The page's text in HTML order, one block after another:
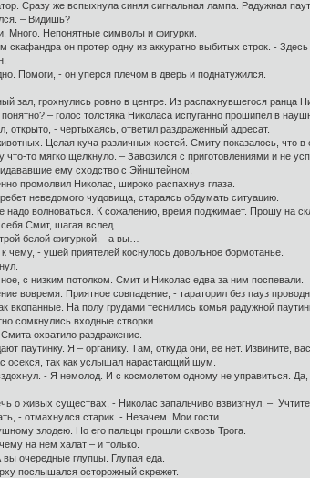
Сразу же вспыхнула синяя сигнальная лампа. Радужная
– Видишь?
Много. Непонятные символы и фигурки.
он протер одну из аккуратно выбитых строк. -
Помоги, - он уперся плечом в дверь и поднатужился.
зал, грохнулись ровно в центре. Из распахнувшегося ранца
– голос толстяка Николаса испуганно прошипел в
- чертыхаясь, ответил раздраженный адресат.
Целая куча различных костей. Смиту показалось, что
то мягко щелкнуло. – Завозился с приготовлениями и не
ему сходство с Эйнштейном.
промолвил Николас, широко распахнув глаза.
неведомого чудовища, стараясь обдумать ситуацию.
волноваться. К сожалению, время поджимает. Прошу на
Смит, шагая вслед.
белой фигуркой, - а вы…
- ушей приятелей коснулось довольное бормотанье.
с низким потолком. Смит и Николас едва за ним поспевали.
вовремя. Приятное совпадение, - тараторил без пауз
вкопанные. На полу грудами теснились комья радужной
сомкнулись входные створки.
охватило раздражение.
Я – органику. Там, откуда они, ее нет. Извините,
так как услышал нарастающий шум.
- Я немолод. И с космолетом одному не управиться.
о живых существах, - Николас запальчиво взвизгнул. –
- отмахнулся старик. - Незачем. Мои гости…
злодею. Но его пальцы прошли сквозь Трога.
на нем халат – и только.
очередные глупцы. Глупая еда.
послышался осторожный скрежет.